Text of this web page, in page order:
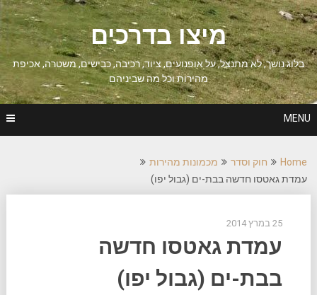
Skip
to
content
מיצו בדרכים
בלוג נושך, לא מתנצל, על אופנועים, ציוד, רכיבה, כבישים, משטרה, אכיפת
מהירות וכל מה שביניהם
MENU
Home חוק וסדר
מכמונות מהירות
עמדת גאטסו חדשה בבת-ים (גבול יפו)
25 במרץ 2014
עמדת גאטסו חדשה
בבת-ים (גבול יפו)